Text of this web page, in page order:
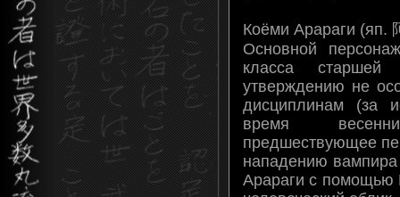
Коёми Арараги (яп.
Основной
класса
утверждению не
дисциплинам (за
время
предшествующее
нападению
Арараги с помощью